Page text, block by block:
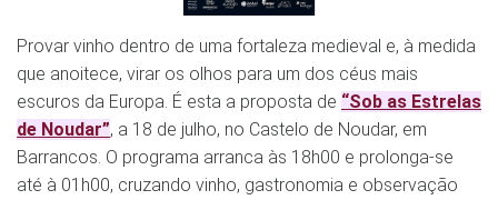
Provar vinho dentro de uma fortaleza medieval e, à medida
que anoitece, virar os olhos para um dos céus mais
escuros da Europa. É esta a proposta de “Sob as Estrelas
de Noudar”, a 18 de julho, no Castelo de Noudar, em
Barrancos. O programa arranca às 18h00 e prolonga-se
até à 01h00, cruzando vinho, gastronomia e observação